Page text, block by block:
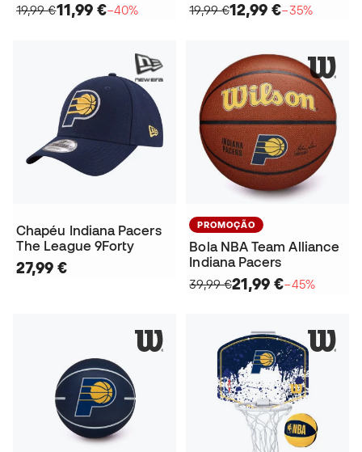
19,99 €11,99 €−40%
19,99 €12,99 €−35%
Chapéu Indiana Pacers
The League 9Forty
27,99 €
PROMOÇÃO
Bola NBA Team Alliance
Indiana Pacers
39,99 €21,99 €−45%